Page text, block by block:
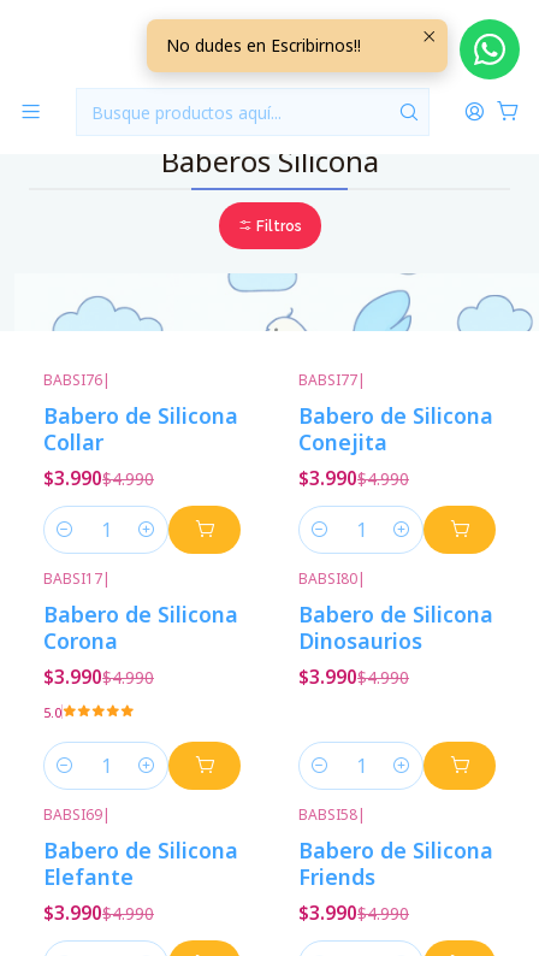
Inicio Baberos Baberos Silicona
Baberos Silicona
Filtros
BABSI76|
Babero de Silicona
Collar
$3.990$4.990
Cantidad
BABSI77|
Babero de Silicona
Conejita
$3.990$4.990
Cantidad
BABSI17|
Babero de Silicona
Corona
$3.990$4.990
5.0
Cantidad
BABSI80|
Babero de Silicona
Dinosaurios
$3.990$4.990
Cantidad
BABSI69|
Babero de Silicona
Elefante
$3.990$4.990
BABSI58|
Babero de Silicona
Friends
$3.990$4.990
No dudes en Escribirnos!!